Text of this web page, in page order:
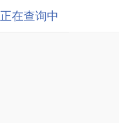
正在查询中